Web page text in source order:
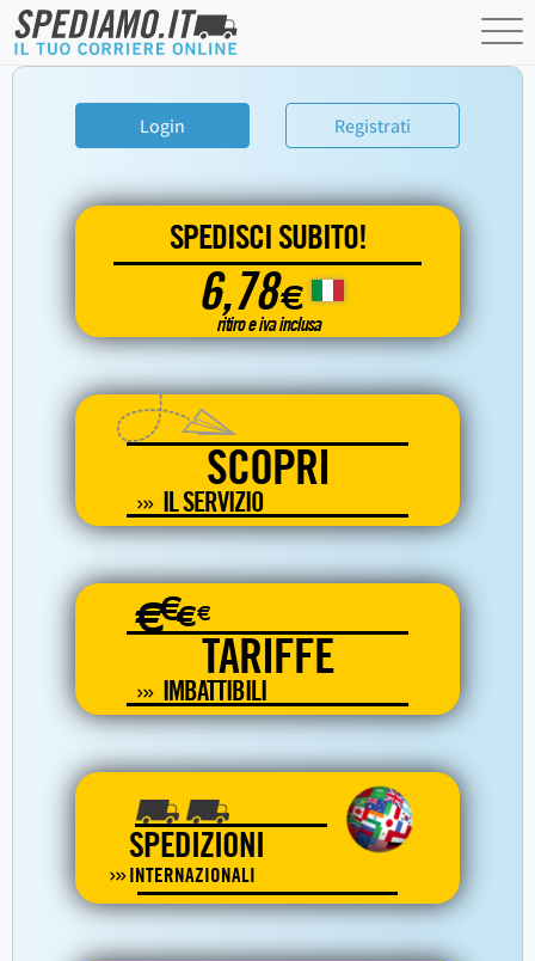
Login Registrati
SPEDISCI SUBITO!
6,78€
ritiro e iva inclusa
SCOPRI
IL SERVIZIO
€€€€
TARIFFE
IMBATTIBILI
SPEDIZIONI
INTERNAZIONALI